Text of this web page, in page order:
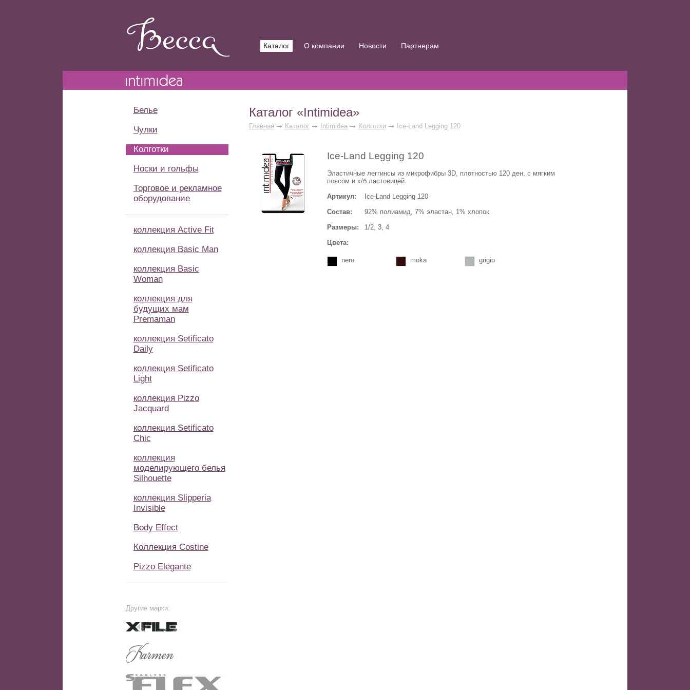
Каталог О компании Новости Партнерам
Белье
Чулки
Колготки
Носки и гольфы
Торговое и рекламное
оборудование
коллекция Active Fit
коллекция Basic Man
коллекция Basic
Woman
коллекция для
будущих мам
Premaman
коллекция Setificato
Daily
коллекция Setificato
Light
коллекция Pizzo
Jacquard
коллекция Setificato
Chic
коллекция
моделирующего белья
Silhouette
коллекция Slipperia
Invisible
Body Effect
Коллекция Costine
Pizzo Elegante
Другие марки:
Каталог «Intimidea»
Главная Каталог Intimidea Колготки Ice-Land Legging 120
Ice-Land Legging 120
Эластичные леггинсы из микрофибры 3D, плотностью 120 ден, с мягким
поясом и х/б ластовицей.
Артикул:
Ice-Land Legging 120
Состав:
92% полиамид, 7% эластан, 1% хлопок
Размеры:
1/2, 3, 4
Цвета:
nero moka grigio